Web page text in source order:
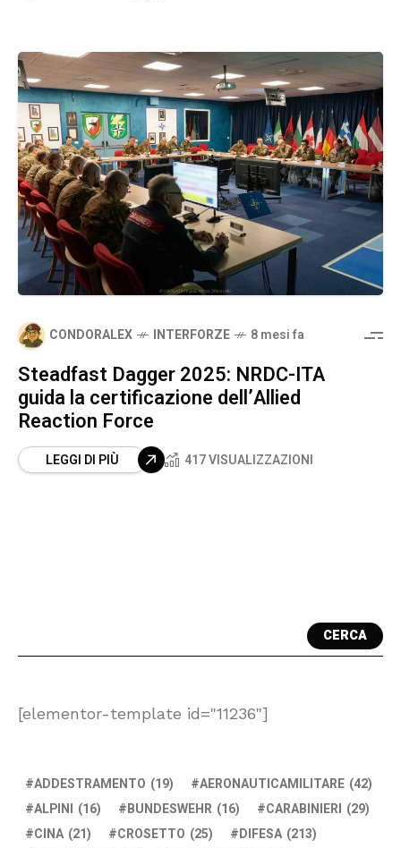
CONDORALEX INTERFORZE 8 mesi fa
Steadfast Dagger 2025: NRDC-ITA
guida la certificazione dell’Allied
Reaction Force
LEGGI DI PIÙ 417 VISUALIZZAZIONI
CERCA
[elementor-template id="11236"]
ADDESTRAMENTO (19) AERONAUTICAMILITARE (42)
ALPINI (16) BUNDESWEHR (16) CARABINIERI (29)
CINA (21) CROSETTO (25) DIFESA (213)